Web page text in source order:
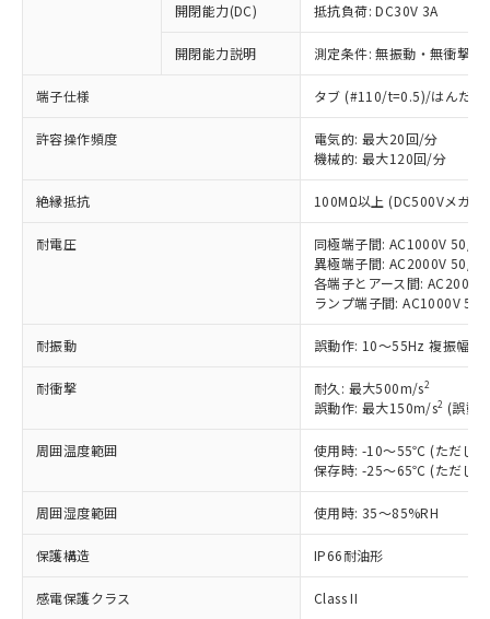
開閉能力(DC) 抵抗負荷: DC30V 3A
開閉能力説明 測定条件: 無振動・無衝撃
端子仕様 タブ (#110/t=0.5)/はんだづ
許容操作頻度
電気的: 最大20回/分
機械的: 最大120回/分
絶縁抵抗 100MΩ以上 (DC500Vメガ)
耐電圧
同極端子間: AC1000V 50/
異極端子間: AC2000V 50/
各端子とアース間:
ランプ端子間: AC1000V
耐振動 誤動作: 10～55Hz 複振幅
耐衝撃 耐久: 最大500m/s2
誤動作: 最大150m/s2 (誤動
周囲温度範囲
使用時: -10～55℃ (ただし
保存時: -25～65℃ (ただし
周囲湿度範囲 使用時: 35～85%RH
保護構造 IP66耐油形
感電保護クラス Class II
以下の条件をお読みいただき、同意のうえ
本サービスは、当社制御機器事業取扱
(税抜)を提供させていただくもので
当社制御機器事業取扱商品の中には、
本サービスの対象外となる商品もある
ことをご了承ください。
在庫状況および標準価格照会結果は、
記載している更新日時点での社内デー
タに基づき作成されるものであり、閲
覧された時点での実際の在庫および標
準価格とは異なる場合があることをご
※1 対応状況
対応済み：EU RoHS指令（10物質）の
非含有に対応した製品が提供可能な商品で
対応予定：EU RoHS指令（10物質）の非含
有に対応した製品に切り替える予定のある
対応予定なし：EU RoHS指令（10物質）の
非含有に非対応の商品で、対応品を出す予
調査・確認中：EU RoHS指令（10物質）の
非含有の対応状況を調査中または確認中の
非該当品：ライセンス料など無形物で、有
害物質有無と関係のない商品です。
仕入先様の事情により、非含有部品として
いたものが、含有品と判明した場合などや
むを得ず変更することがあります。
*EU RoHS指令（10物質）：
鉛(Pb) 1000ppm以下、 水銀(Hg) 1000ppm以下、 カド
六価クロム(Cr(Ⅵ)) 1000ppm以下、ポリ臭化ビフェニル
「○」：最大均質材料含有率が中国RoHSの
基準値以下であることを示します。
「×」：最大均質材料含有率が中国RoHSの
基準値を超えていることを示します。
「－」：未確認です。当社販売部門へお問
い合わせください。
*中国RoHS10物質の基準値 (GB/T26572)：
ム) : 100ppm、
当社は、これら貴社製品のうち、外国
為替および外国貿易法に定める商品
（以下｢規制貨物等」という）を輸出
または国外への提供する場合は、日本
国政府の輸出許可(または役務取引許
可)を取得するなどの必要な手続きを